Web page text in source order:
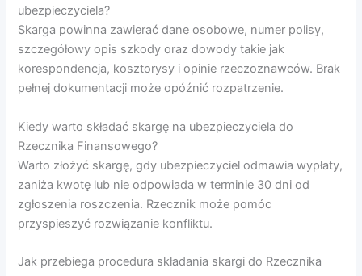
ubezpieczyciela?
Skarga powinna zawierać dane osobowe, numer polisy,
szczegółowy opis szkody oraz dowody takie jak
korespondencja, kosztorysy i opinie rzeczoznawców. Brak
pełnej dokumentacji może opóźnić rozpatrzenie.
Kiedy warto składać skargę na ubezpieczyciela do
Rzecznika Finansowego?
Warto złożyć skargę, gdy ubezpieczyciel odmawia wypłaty,
zaniża kwotę lub nie odpowiada w terminie 30 dni od
zgłoszenia roszczenia. Rzecznik może pomóc
przyspieszyć rozwiązanie konfliktu.
Jak przebiega procedura składania skargi do Rzecznika